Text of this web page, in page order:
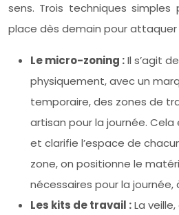
sens. Trois techniques
place dès demain pour attaquer
Le micro-zoning :Il s’agit
physiquement, avec un
temporaire, des zones de
artisan pour la journée.
et clarifie l’espace de
zone, on positionne le
nécessaires pour la
Les kits de travail :La